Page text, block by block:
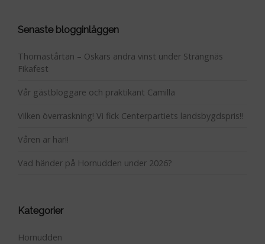
Senaste blogginläggen
Thomastårtan – Oskars andra vinst under Strängnäs
Fikafest
Vår gästbloggare och praktikant Camilla
Vilken överraskning! Vi fick Centerpartiets landsbygdspris!!
Våren är här!!
Vad händer på Hornudden under 2026?
Kategorier
Hornudden